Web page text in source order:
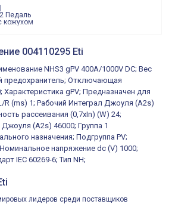
Педаль
кожухом
250В
/
| 80 02 0 230 0000 С
режимов
004110295 Eti
NHS3 gPV 400A/1000V DC; Вес
предохранитель; Отключающая
Характеристика gPV; Предназначен для
R (ms) 1; Рабочий Интеграл Джоуля (A2s)
рассеивания (0,7xIn) (W) 24;
(A2s) 46000; Группа 1
назначения; Подгруппа PV;
напряжение dc (V) 1000;
IEC 60269-6; Тип NH;
лидеров среди поставщиков